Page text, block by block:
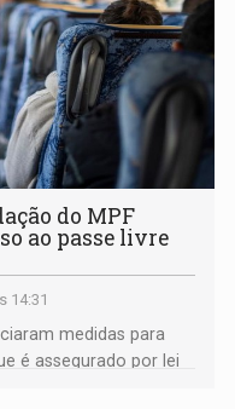
do MPF
ao passe livre
14:31
medidas para
é assegurado por lei